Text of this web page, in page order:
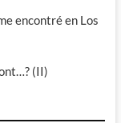
encontré en Los
(II)